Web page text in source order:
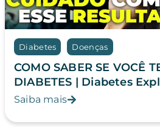
Diabetes Doenças
COMO SABER SE VOCÊ
DIABETES | Diabetes
Saiba mais